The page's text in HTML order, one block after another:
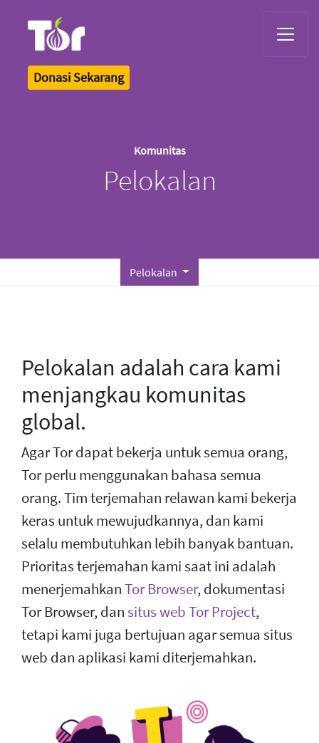
Donasi Sekarang
Komunitas
Pelokalan
Pelokalan
Pelokalan adalah cara kami
menjangkau komunitas
global.
Agar Tor dapat bekerja untuk semua orang,
Tor perlu menggunakan bahasa semua
orang. Tim terjemahan relawan kami bekerja
keras untuk mewujudkannya, dan kami
selalu membutuhkan lebih banyak bantuan.
Prioritas terjemahan kami saat ini adalah
menerjemahkanTor Browser, dokumentasi
Tor Browser, dansitus web Tor Project,
tetapi kami juga bertujuan agar semua situs
web dan aplikasi kami diterjemahkan.